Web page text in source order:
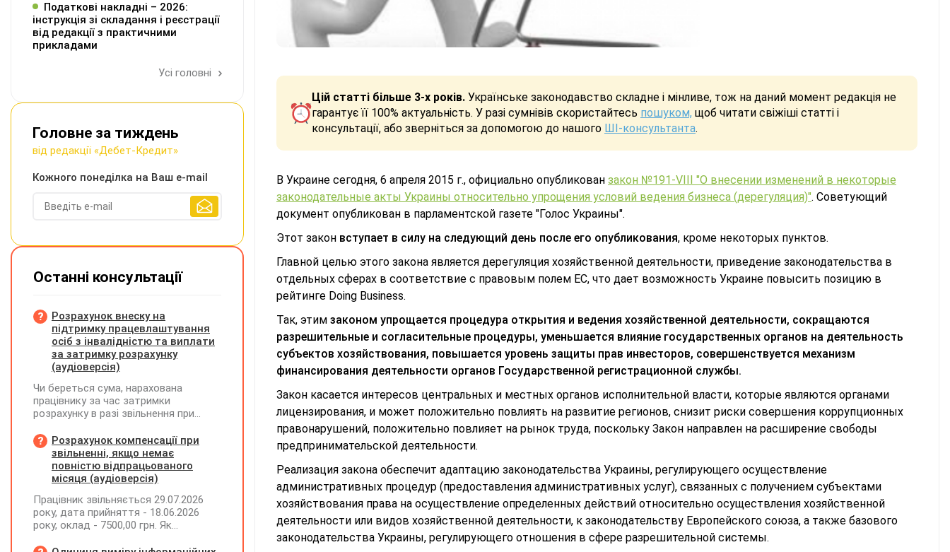
Цій статті більше 3-х років. Українське законодавство складне і мінливе, тож на даний момент редакція не
гарантує її 100% актуальність. У разі сумнівів скористайтесь пошуком, щоб читати свіжіші статті і
консультації, або зверніться за допомогою до нашого ШІ-консультанта.
В Украине сегодня, 6 апреля 2015 г., официально опубликован закон №191-VIII "О внесении изменений в некоторые
законодательные акты Украины относительно упрощения условий ведения бизнеса (дерегуляция)". Советующий
документ опубликован в парламентской газете "Голос Украины".
Этот закон вступает в силу на следующий день после его опубликования, кроме некоторых пунктов.
Главной целью этого закона является дерегуляция хозяйственной деятельности, приведение законодательства в
отдельных сферах в соответствие с правовым полем ЕС, что дает возможность Украине повысить позицию в
рейтинге Doing Business.
Так, этим законом упрощается процедура открытия и ведения хозяйственной деятельности, сокращаются
разрешительные и согласительные процедуры, уменьшается влияние государственных органов на деятельность
субъектов хозяйствования, повышается уровень защиты прав инвесторов, совершенствуется механизм
финансирования деятельности органов Государственной регистрационной службы.
Закон касается интересов центральных и местных органов исполнительной власти, которые являются органами
лицензирования, и может положительно повлиять на развитие регионов, снизит риски совершения коррупционных
правонарушений, положительно повлияет на рынок труда, поскольку Закон направлен на расширение свободы
предпринимательской деятельности.
Реализация закона обеспечит адаптацию законодательства Украины, регулирующего осуществление
административных процедур (предоставления административных услуг), связанных с получением субъектами
хозяйствования права на осуществление определенных действий относительно осуществления хозяйственной
деятельности или видов хозяйственной деятельности, к законодательству Европейского союза, а также базового
законодательства Украины, регулирующего отношения в сфере разрешительной системы.
Податкові накладні – 2026:
інструкція зі складання і реєстрації
від редакції з практичними
прикладами
Усі головні
Головне за тиждень
від редакції «Дебет-Кредит»
Кожного понеділка на Ваш e-mail
Останні консультації
Розрахунок внеску на
підтримку працевлаштування
осіб з інвалідністю та виплати
за затримку розрахунку
(аудіоверсія)
Чи береться сума, нарахована
працівнику за час затримки
розрахунку в разі звільнення при
заробітної плати (винагороди), для
розрахунку внеску на підтримку
працевлаштування осіб з
інвалідністю?
Розрахунок компенсації при
звільненні, якщо немає
повністю відпрацьованого
місяця (аудіоверсія)
Працівник звільняється 29.07.2026
року, дата прийняття - 18.06.2026
року, оклад - 7500,00 грн. Як